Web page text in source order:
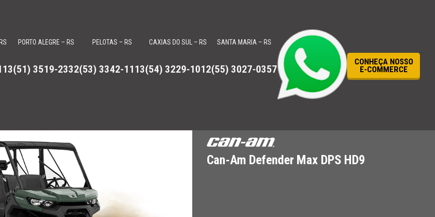
PORTO ALEGRE – RS
(51) 3519-2332
PELOTAS – RS
(53) 3342-1113
CAXIAS DO SUL – RS
(54) 3229-1012
SANTA MARIA – RS
(55) 3027-0357
CONHEÇA NOSSO
E-COMMERCE
Can-Am Defender Max DPS HD9